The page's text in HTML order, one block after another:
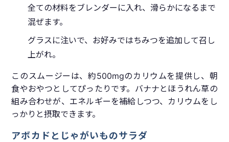
全ての材料をブレンダーに入れ、滑らかになるまで
混ぜます。
グラスに注いで、お好みではちみつを追加して召し
上がれ。
このスムージーは、約500mgのカリウムを提供し、朝
食やおやつとしてぴったりです。バナナとほうれん草の
組み合わせが、エネルギーを補給しつつ、カリウムをし
っかりと摂取できます。
アボカドとじゃがいものサラダ